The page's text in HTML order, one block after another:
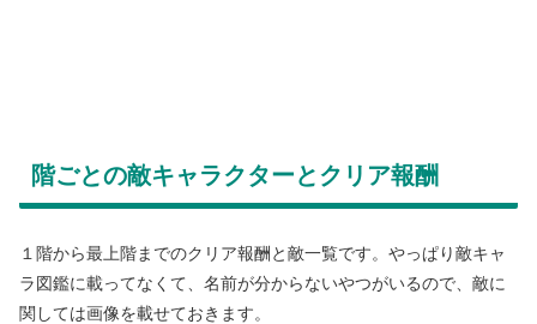
階ごとの敵キャラクターとクリア報酬
１階から最上階までのクリア報酬と敵一覧です。やっぱり敵キャ
ラ図鑑に載ってなくて、名前が分からないやつがいるので、敵に
関しては画像を載せておきます。